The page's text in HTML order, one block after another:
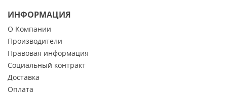
ИНФОРМАЦИЯ
О Компании
Производители
Правовая информация
Социальный контракт
Доставка
Оплата